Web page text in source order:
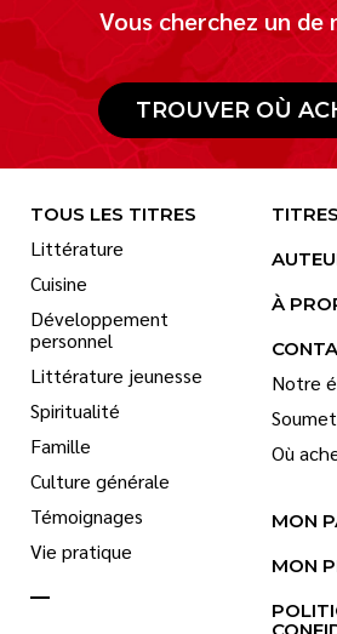
Vous cherchez un de
TROUVER OÙ
TOUS LES TITRES
Littérature
Cuisine
Développement
personnel
Littérature jeunesse
Spiritualité
Famille
Culture générale
Témoignages
Vie pratique
TITRES
À
Notre
Où
MON
MON